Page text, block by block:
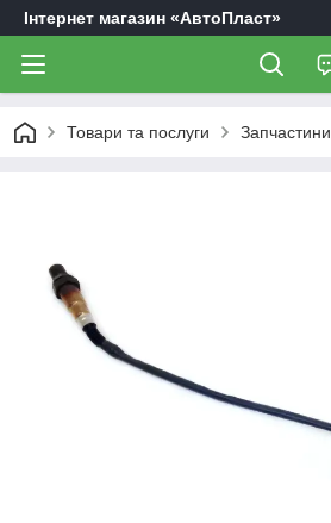
Інтернет магазин «АвтоПласт»
Товари та послуги Запчастини